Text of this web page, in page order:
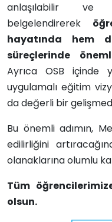
anlaşılabilir ve
belgelendirerek
hayatında hem
süreçlerinde
Ayrıca OSB içinde
uygulamalı eğitim
da değerli bir
Bu önemli adımın,
edilirliğini
olanaklarına olumlu
Tüm
olsun.